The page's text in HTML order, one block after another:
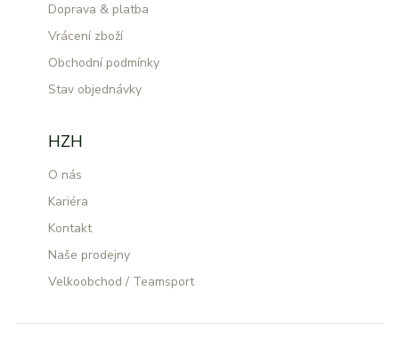
Doprava & platba
Vrácení zboží
Obchodní podmínky
Stav objednávky
HZH
O nás
Kariéra
Kontakt
Naše prodejny
Velkoobchod / Teamsport